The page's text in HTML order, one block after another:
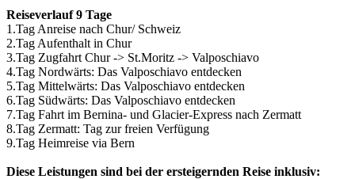
Reiseverlauf 9 Tage
1.Tag Anreise nach Chur/ Schweiz
2.Tag Aufenthalt in Chur
3.Tag Zugfahrt Chur -> St.Moritz -> Valposchiavo
4.Tag Nordwärts: Das Valposchiavo entdecken
5.Tag Mittelwärts: Das Valposchiavo entdecken
6.Tag Südwärts: Das Valposchiavo entdecken
7.Tag Fahrt im Bernina- und Glacier-Express nach Zermatt
8.Tag Zermatt: Tag zur freien Verfügung
9.Tag Heimreise via Bern
Diese Leistungen sind bei der ersteigernden Reise inklusiv: